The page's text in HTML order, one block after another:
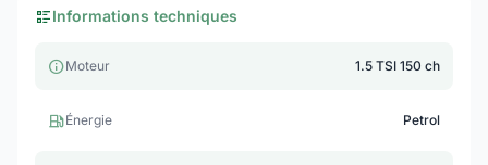
Informations techniques
Moteur 1.5 TSI 150 ch
Énergie Petrol